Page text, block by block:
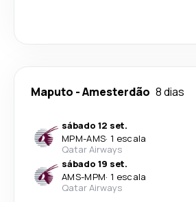
Maputo -Amesterdão 8 dias
sábado 12 set.
MPM-AMS· 1 escala
Qatar Airways
sábado 19 set.
AMS-MPM· 1 escala
Qatar Airways